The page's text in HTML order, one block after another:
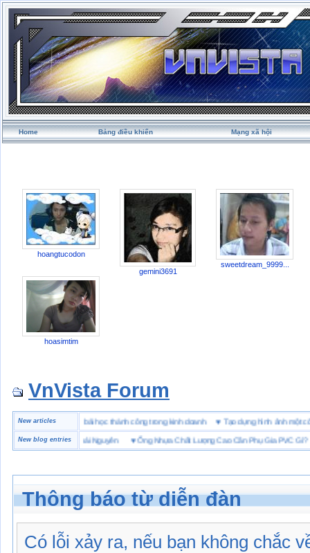
Home Bảng điều khiển Mạng xã hội
hoangtucodon
gemini3691
sweetdream_9999...
hoasimtim
VnVista Forum
New articles
biệt” của Microsoft ♥4 bài học thành công trong kinh doanh ♥Tạo dựng hình ảnh
New blog entries
giày bảo hộ tại Thái Nguyên♥ Ống Nhựa Chất Lượng Cao Cần Phụ Gia PVC Gì?
Thông báo từ diễn đàn
Có lỗi xảy ra, nếu bạn không chắc